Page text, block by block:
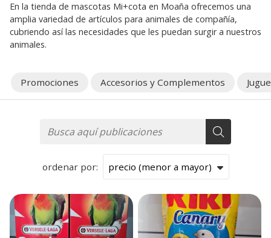
En la tienda de mascotas Mi+cota en Moaña ofrecemos una
amplia variedad de artículos para animales de compañía,
cubriendo así las necesidades que les puedan surgir a nuestros
animales.
Promociones Accesorios y Complementos
ordenar por: